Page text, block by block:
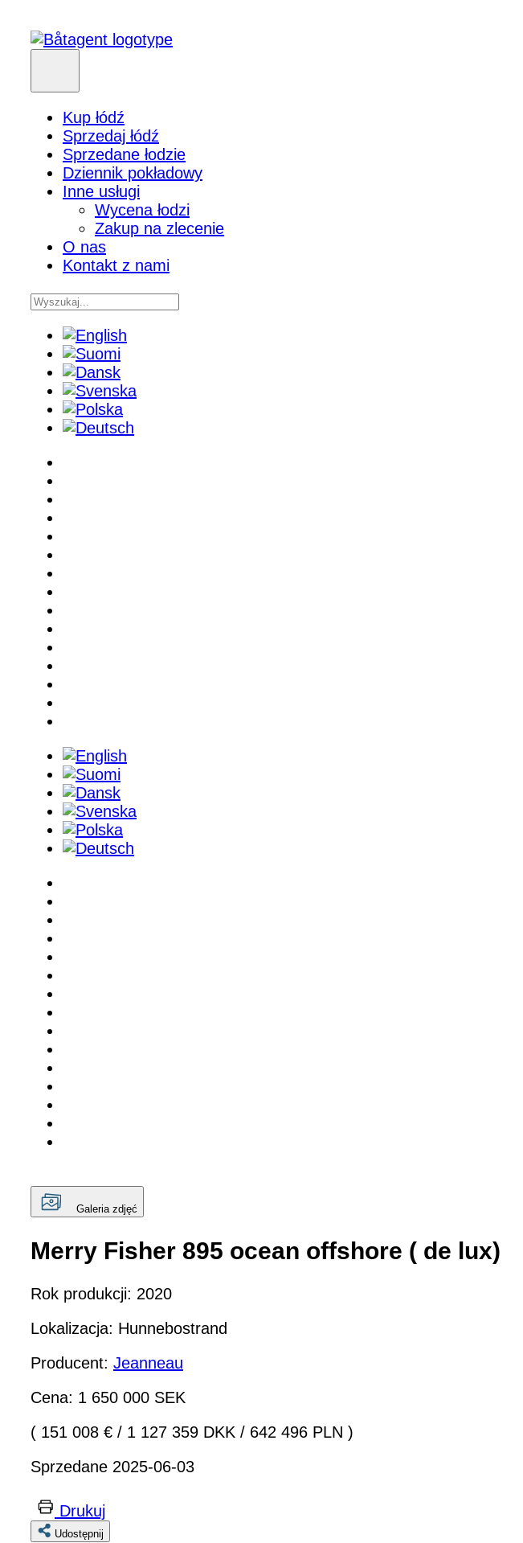
Kup łódź
Sprzedaj łódź
Sprzedane łodzie
Dziennik pokładowy
Inne usługi
Wycena łodzi
Zakup na zlecenie
O nas
Kontakt z nami
Galeria zdjęć
Merry Fisher 895 ocean offshore ( de lux)
Rok produkcji: 2020
Lokalizacja: Hunnebostrand
Producent: Jeanneau
Cena: 1 650 000 SEK
( 151 008 € / 1 127 359 DKK / 642 496 PLN )
Sprzedane 2025-06-03
Drukuj
Udostępnij